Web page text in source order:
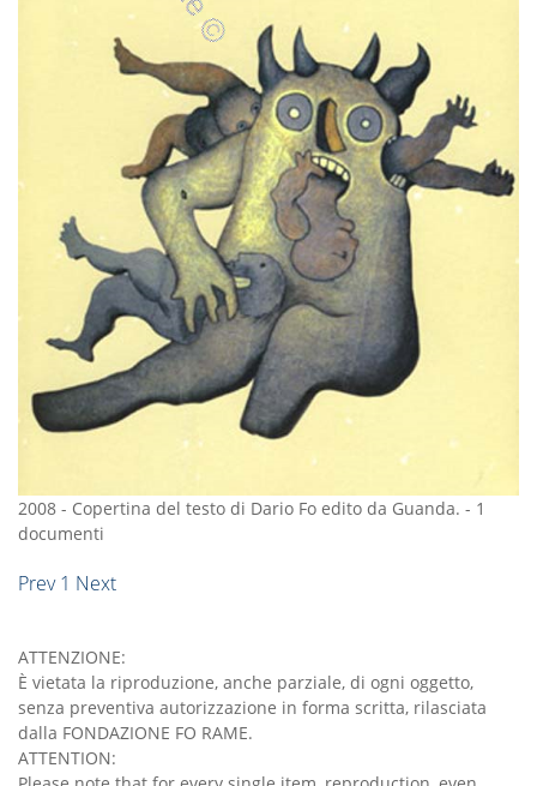
2008 - Copertina del testo di Dario Fo edito da Guanda. - 1
documenti
Prev 1 Next
ATTENZIONE:
È vietata la riproduzione, anche parziale, di ogni oggetto,
senza preventiva autorizzazione in forma scritta, rilasciata
dalla FONDAZIONE FO RAME.
ATTENTION: